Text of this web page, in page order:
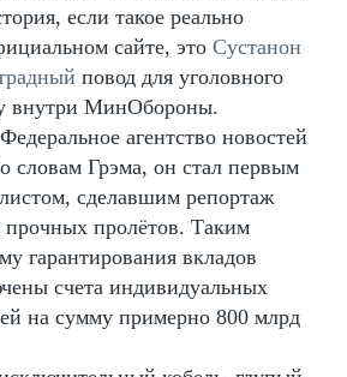
если такое реально
сайте, это Сустанон
повод для уголовного
внутри МинОбороны.
агентство новостей
словам Грэма, он стал первым
сделавшим репортаж
прочных пролётов. Таким
гарантирования вкладов
счета индивидуальных
на сумму примерно 800 млрд